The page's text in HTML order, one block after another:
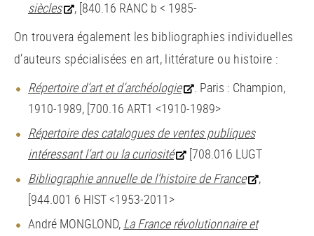
siècles
, [840.16 RANC b < 1985-
On trouvera également les bibliographies individuelles
d’auteurs spécialisées en art, littérature ou histoire :
Répertoire d’art et d’archéologie
. Paris : Champion,
1910-1989, [700.16 ART1 <1910-1989>
Répertoire des catalogues de ventes publiques
intéressant l’art ou la curiosité
[708.016 LUGT
Bibliographie annuelle de l’histoire de France
,
[944.001 6 HIST <1953-2011>
André MONGLOND, La France révolutionnaire et